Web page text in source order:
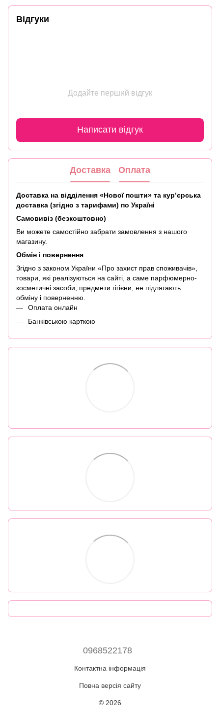
Відгуки
Додайте перший відгук
Написати відгук
Доставка Оплата
Доставка на відділення «Нової пошти» та кур’єрська
доставка (згідно з тарифами) по Україні
Самовивіз (безкоштовно)
Ви можете самостійно забрати замовлення з нашого
магазину.
Обмін і повернення
Згідно з законом України «Про захист прав споживачів»,
товари, які реалізуються на сайті, а саме парфюмерно-
косметичні засоби, предмети гігієни, не підлягають
обміну і поверненню.
Оплата онлайн
Банківською карткою
0968522178
Контактна інформація
Повна версія сайту
© 2026